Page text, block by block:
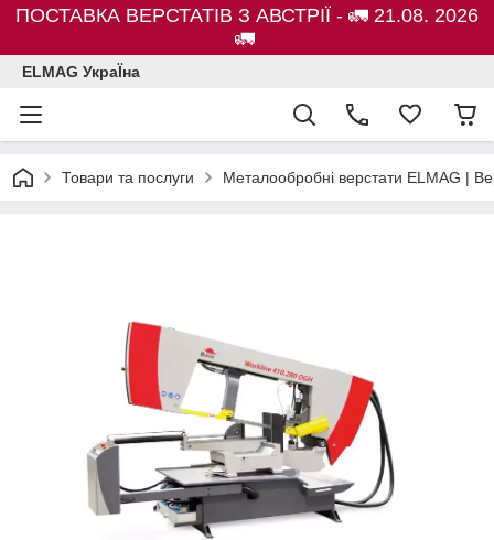
ПОСТАВКА ВЕРСТАТІВ З АВСТРІЇ - 🚛 21.08. 2026
🚛
ELMAG УкраЇна
Товари та послуги Металообробні верстати ELMAG |